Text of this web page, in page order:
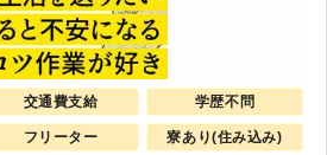
交通費支給 学歴不問
フリーター 寮あり(住み込み)